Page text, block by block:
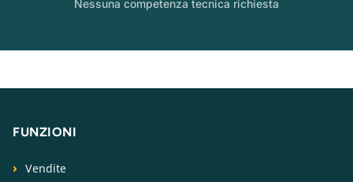
Nessuna competenza tecnica richiesta
FUNZIONI
Vendite